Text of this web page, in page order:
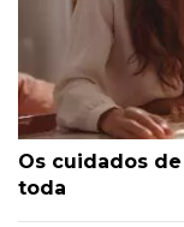
Os cuidados
toda